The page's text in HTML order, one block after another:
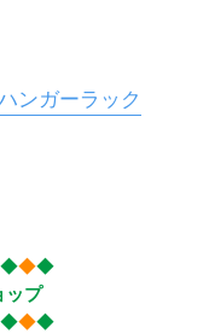
ンガーラック
◆◆◆
ップ
◆◆◆